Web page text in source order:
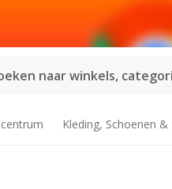
naar winkels,
Kleding, Schoenen &